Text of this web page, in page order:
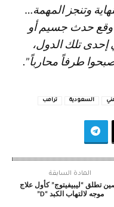
وتنجز المهمة…
وقع حدث جسيم أو
تلك الدول،
طرفاً محارباً”.
السعودية ترامب
المادة السابقة
تطلق “ليبيفيتوج” كأول علاج
موجه لالتهاب الكبد “D”